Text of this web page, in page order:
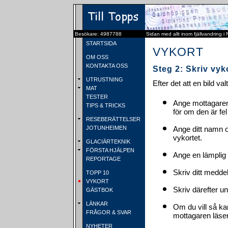
Besökare: 4987788 Sidan med allt inom fjällvandring i
STARTSIDA
OM OSS
KONTAKTA OSS
UTRUSTNING
MAT
TESTER
TIPS & TRICKS
RESEBERÄTTELSER
JOTUNHEIMEN
GLACIÄRTEKNIK
FÖRSTA HJÄLPEN
REPORTAGE
TOPP 10
VYKORT
GÄSTBOK
LÄNKAR
FRÅGOR & SVAR
NYHETER
VYKORT
Steg 2: Skriv
Efter det att en bild
Ange
för om den är
Ange ditt namn
vykortet.
Ange en lämplig
Skriv ditt
Skriv därefter
Om du vill så
mottagaren